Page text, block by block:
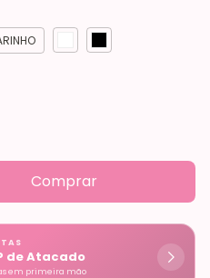
de Atacado
em primeira mão